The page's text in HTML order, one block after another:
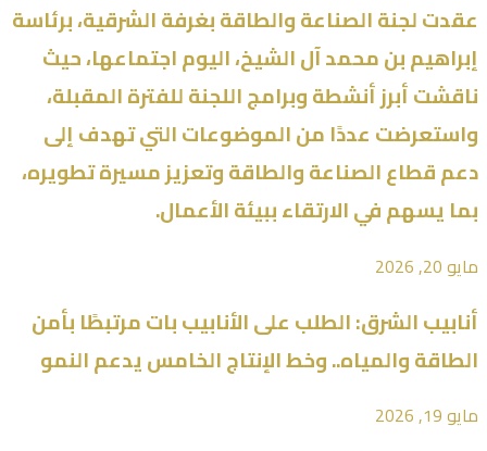
عقدت لجنة الصناعة والطاقة بغرفة الشرقية، برئاسة
إبراهيم بن محمد آل الشيخ، اليوم اجتماعها، حيث
ناقشت أبرز أنشطة وبرامج اللجنة للفترة المقبلة،
واستعرضت عددًا من الموضوعات التي تهدف إلى
دعم قطاع الصناعة والطاقة وتعزيز مسيرة تطويره،
بما يسهم في الارتقاء ببيئة الأعمال.
مايو 20, 2026
أنابيب الشرق: الطلب على الأنابيب بات مرتبطًا بأمن
الطاقة والمياه.. وخط الإنتاج الخامس يدعم النمو
مايو 19, 2026